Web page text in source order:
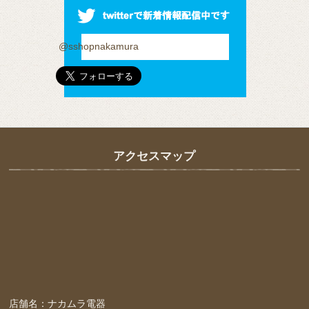
@sshopnakamura
アクセスマップ
店舗名：ナカムラ電器